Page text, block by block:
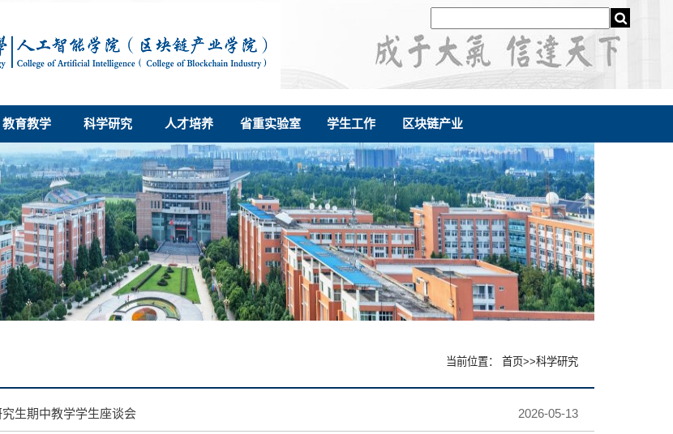
教育教学 科学研究 人才培养 省重实验室 学生工作 区块链产业
当前位置： 首页>>科学研究
生期中教学学生座谈会 2026-05-13